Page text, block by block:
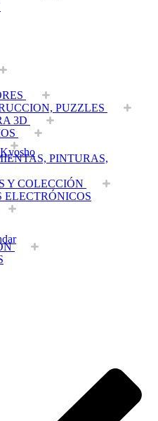
PUZZLES
3D
PINTURAS,
Y COLECCIÓN
ELECTRÓNICOS